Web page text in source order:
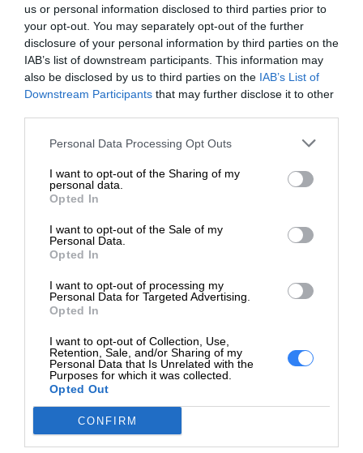
us or personal information disclosed to third parties prior to
your opt-out. You may separately opt-out of the further
disclosure of your personal information by third parties on the
IAB’s list of downstream participants. This information may
also be disclosed by us to third parties on the IAB’s List of
Downstream Participants that may further disclose it to other
Personal Data Processing Opt Outs
I want to opt-out of the Sharing of my
personal data.
Opted In
I want to opt-out of the Sale of my
Personal Data.
Opted In
I want to opt-out of processing my
Personal Data for Targeted Advertising.
Opted In
I want to opt-out of Collection, Use,
Retention, Sale, and/or Sharing of my
Personal Data that Is Unrelated with the
Purposes for which it was collected.
Opted Out
CONFIRM
OPIS PRODUKTU
Czas realizacji zamówienia od 5-14 dni.
W celu potwierdzenia kompatybilności baterii prosimy o
kontakt, w celu weryfikacji.
Bateria może być kompatybilna z laptopami Dell:
Dell Latitude 3520
Dell Latitude 5480
Dell Latitude 5580